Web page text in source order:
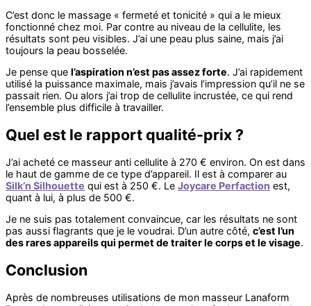
C’est donc le massage « fermeté et tonicité » qui a le mieux
fonctionné chez moi. Par contre au niveau de la cellulite, les
résultats sont peu visibles. J’ai une peau plus saine, mais j’ai
toujours la peau bosselée.
Je pense que l’aspiration n’est pas assez forte. J’ai rapidement
utilisé la puissance maximale, mais j’avais l’impression qu’il ne se
passait rien. Ou alors j’ai trop de cellulite incrustée, ce qui rend
l’ensemble plus difficile à travailler.
Quel est le rapport qualité-prix ?
J’ai acheté ce masseur anti cellulite à 270 € environ. On est dans
le haut de gamme de ce type d’appareil. Il est à comparer au
Silk’n Silhouette qui est à 250 €. Le Joycare Perfaction est,
quant à lui, à plus de 500 €.
Je ne suis pas totalement convaincue, car les résultats ne sont
pas aussi flagrants que je le voudrai. D’un autre côté, c’est l’un
des rares appareils qui permet de traiter le corps et le visage.
Conclusion
Après de nombreuses utilisations de mon masseur Lanaform